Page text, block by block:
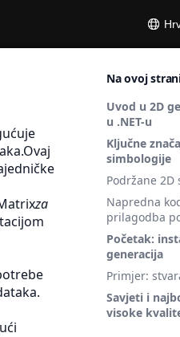
Na ovoj
Uvod u 2D
u .NET-u
Ključne
simbologije
Podržane
Napredna
prilagodba
Početak:
generacija
Primjer:
Savjeti i
visoke
za